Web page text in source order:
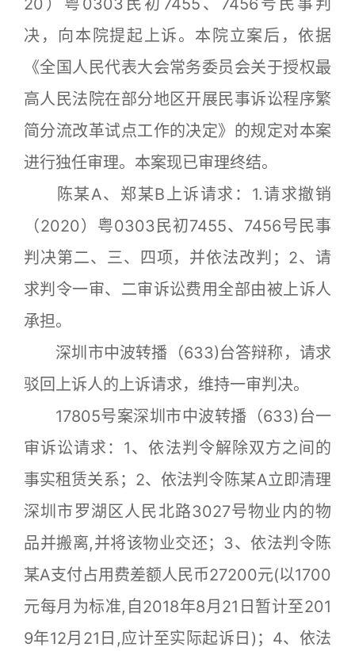
20）粤0303民初7455、7456号民事判
决，向本院提起上诉。本院立案后，依据
《全国人民代表大会常务委员会关于授权最
高人民法院在部分地区开展民事诉讼程序繁
简分流改革试点工作的决定》的规定对本案
进行独任审理。本案现已审理终结。
陈某A、郑某B上诉请求：1.请求撤销
（2020）粤0303民初7455、7456号民事
判决第二、三、四项，并依法改判；2、请
求判令一审、二审诉讼费用全部由被上诉人
承担。
深圳市中波转播（633)台答辩称，请求
驳回上诉人的上诉请求，维持一审判决。
17805号案深圳市中波转播（633)台一
审诉讼请求：1、依法判令解除双方之间的
事实租赁关系；2、依法判令陈某A立即清理
深圳市罗湖区人民北路3027号物业内的物
品并搬离,并将该物业交还；3、依法判令陈
某A支付占用费差额人民币27200元(以1700
元每月为标准,自2018年8月21日暂计至201
9年12月21日,应计至实际起诉日)；4、依法